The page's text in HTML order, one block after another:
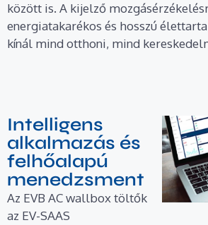
között is. A kijelző
energiatakarékos és hosszú
kínál mind otthoni, mind
Intelligens
alkalmazás és
felhőalapú
menedzsment
Az EVB AC wallbox töltők
az EV-SAAS